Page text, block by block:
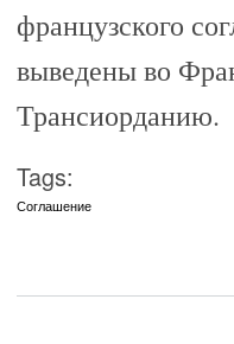
французского
выведены во
Трансиорданию.
Tags:
Соглашение